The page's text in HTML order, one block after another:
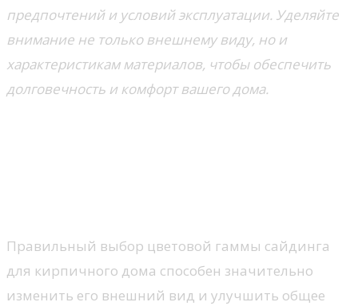
предпочтений и условий эксплуатации. Уделяйте
внимание не только внешнему виду, но и
характеристикам материалов, чтобы обеспечить
долговечность и комфорт вашего дома.
Правильный выбор цветовой гаммы сайдинга
для кирпичного дома способен значительно
изменить его внешний вид и улучшить общее